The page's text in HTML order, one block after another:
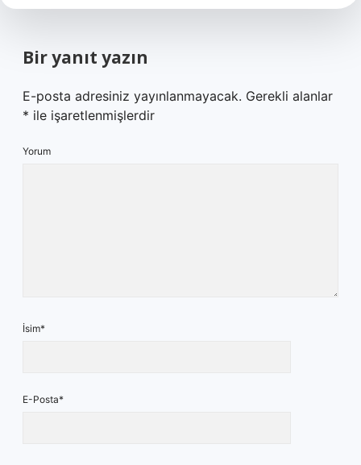
Bir yanıt yazın
E-posta adresiniz yayınlanmayacak. Gerekli alanlar
* ile işaretlenmişlerdir
Yorum
İsim*
E-Posta*